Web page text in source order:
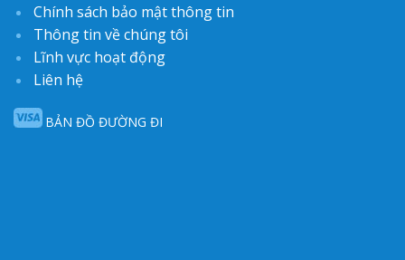
Chính sách bảo mật thông tin
Thông tin về chúng tôi
Lĩnh vực hoạt động
Liên hệ
BẢN ĐỒ ĐƯỜNG ĐI